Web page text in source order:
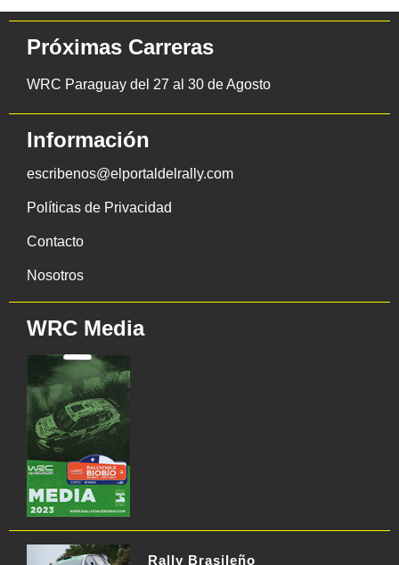
Rally Brasileño
Próximas Carreras
WRC Paraguay del 27 al 30 de Agosto
Información
escribenos@elportaldelrally.com
Políticas de Privacidad
Contacto
Nosotros
WRC Media